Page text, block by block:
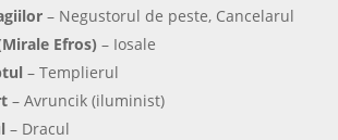
– Negustorul de peste, Cancelarul
Efros) – Iosale
– Templierul
– Avruncik (iluminist)
– Dracul